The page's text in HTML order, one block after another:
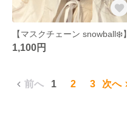
【マスクチェーン snowball❄️】
1,100円
前へ 1 2 3 次へ